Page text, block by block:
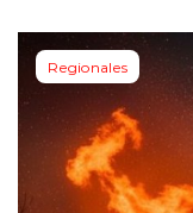
Regionales